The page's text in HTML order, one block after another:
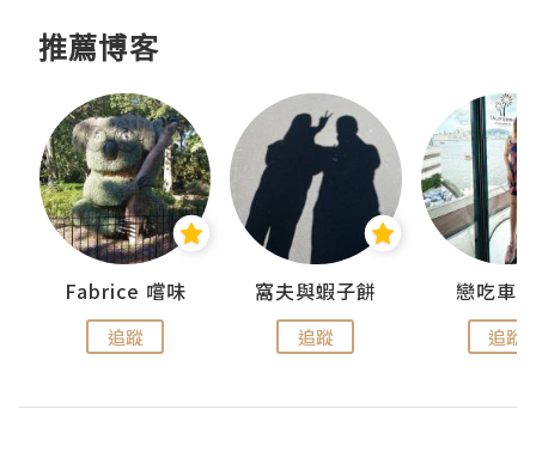
推薦博客
Fabrice 嚐味
追蹤
窩夫與蝦子餅
追蹤
戀吃車
追蹤